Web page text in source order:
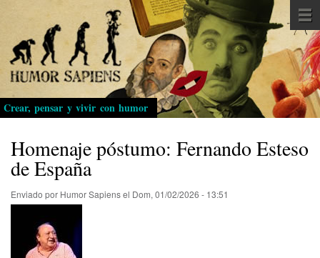
Pasar
al
contenido
principal
Crear, pensar y vivir con humor
Homenaje póstumo: Fernando Esteso
de España
Enviado por Humor Sapiensel Dom, 01/02/2026 - 13:51